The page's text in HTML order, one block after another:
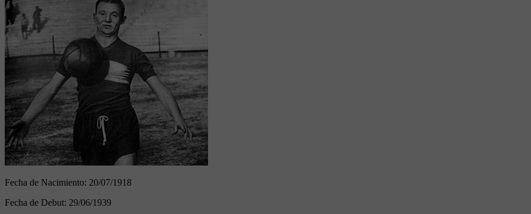
Fecha de Nacimiento: 20/07/1918
Fecha de Debut: 29/06/1939